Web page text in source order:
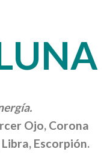
Ojo, Corona
Escorpión.